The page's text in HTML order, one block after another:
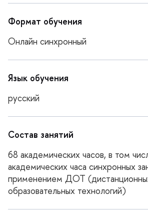
Формат обучения
Онлайн синхронный
Язык обучения
русский
Состав занятий
68 академических часов, в том
академических часа синхронных
применением ДОТ
образовательных технологий)